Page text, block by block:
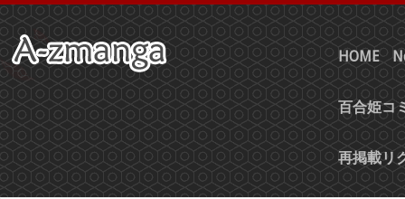
HOME
百合姫コ
再掲載リ